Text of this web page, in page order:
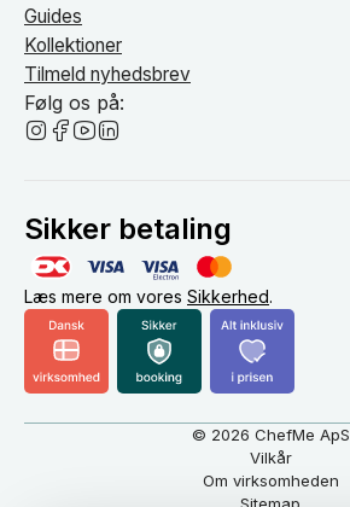
Guides
Kollektioner
Tilmeld nyhedsbrev
Følg os på:
Sikker betaling
Læs mere om vores Sikkerhed.
© 2026 ChefMe ApS
Vilkår
Om virksomheden